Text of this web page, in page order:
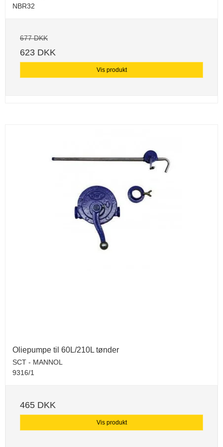
NBR32
677 DKK
623 DKK
Vis produkt
Oliepumpe til 60L/210L tønder
SCT - MANNOL
9316/1
465 DKK
Vis produkt